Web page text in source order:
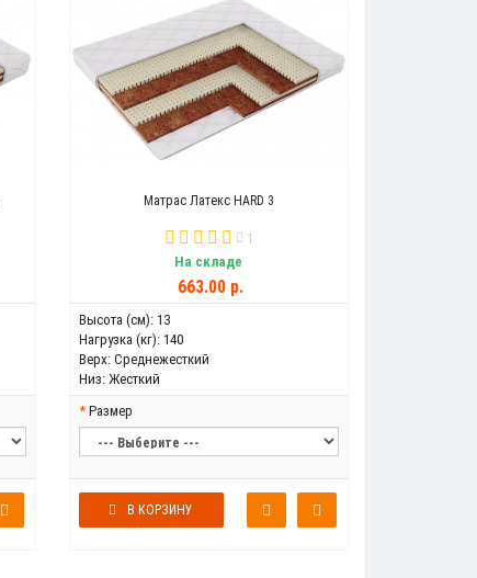
Матрас Латекс HARD 3
1
На складе
663.00 р.
Высота (см): 13
Нагрузка (кг): 140
Верх: Среднежесткий
Низ: Жесткий
Размер
В КОРЗИНУ